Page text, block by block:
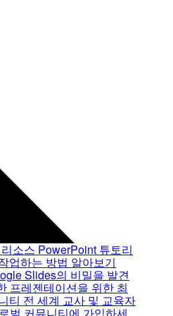
소스 PowerPoint 튜토리
업하는 방법 알아보기
Slides의 비밀을 발견
프레젠테이션을 위한 최
티 전 세계 교사 및 교육자